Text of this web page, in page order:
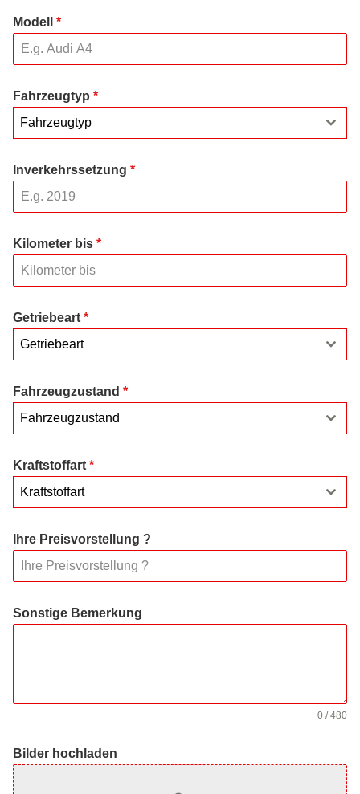
Modell *
Fahrzeugtyp *
Fahrzeugtyp
Inverkehrssetzung *
Kilometer bis *
Getriebeart *
Getriebeart
Fahrzeugzustand *
Fahrzeugzustand
Kraftstoffart *
Kraftstoffart
Ihre Preisvorstellung ?
Sonstige Bemerkung
0 / 480
Bilder hochladen